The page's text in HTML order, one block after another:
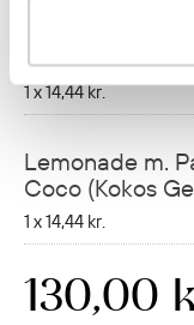
Lemonade m.
(Kokos Gel)
1 x14,44 kr.
Lemonade m.
Coco (Kokos
1 x14,44 kr.
130,00